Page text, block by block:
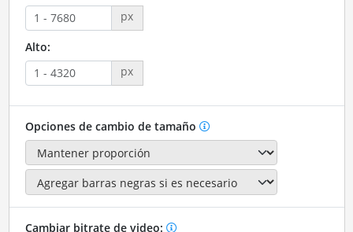
px
Alto:
px
Opciones de cambio de tamaño
Cambiar bitrate de video: